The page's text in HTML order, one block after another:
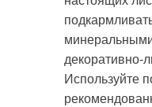
декоративно-
Используйте